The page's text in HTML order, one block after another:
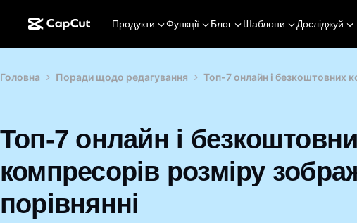
Продукти Функції Блог Шаблони Досліджуй
Головна Поради щодо редагування Топ-7 онлайн і безкоштовних
Топ-7 онлайн і
компресорів розміру
порівнянні